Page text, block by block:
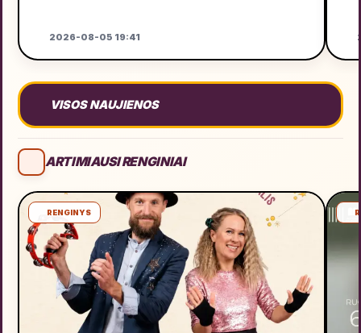
2026-08-05 19:41
VISOS NAUJIENOS
ARTIMIAUSI RENGINIAI
RENGINYS